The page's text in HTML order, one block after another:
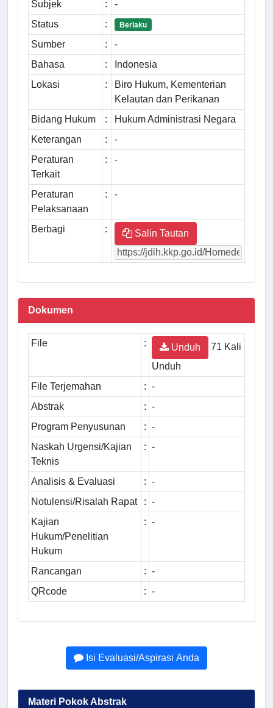
Subjek :
-
Status
: Berlaku
Sumber :
-
Bahasa
:
Indonesia
Lokasi
:
Biro Hukum, Kementerian
Kelautan dan Perikanan
Bidang Hukum
:
Hukum Administrasi Negara
Keterangan
:
-
Peraturan
Terkait
: -
Peraturan
Pelaksanaan
: -
Berbagi : Salin Tautan
Dokumen
File : Unduh
71 Kali
Unduh
File Terjemahan
: -
Abstrak
: -
Program Penyusunan
: -
Naskah Urgensi/Kajian
Teknis
: -
Analisis & Evaluasi : -
Notulensi/Risalah Rapat
: -
Kajian
Hukum/Penelitian
Hukum
: -
Rancangan : -
QRcode
: -
Isi Evaluasi/Aspirasi Anda
Materi Pokok Abstrak